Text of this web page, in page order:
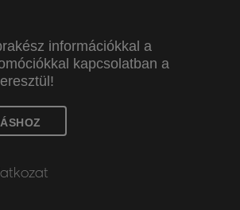
információkkal a
kapcsolatban a